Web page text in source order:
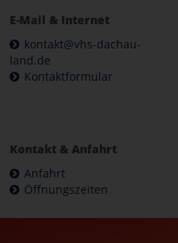
E-Mail & Internet
kontakt@vhs-dachau-
land.de
Kontaktformular
Kontakt & Anfahrt
Anfahrt
Öffnungszeiten